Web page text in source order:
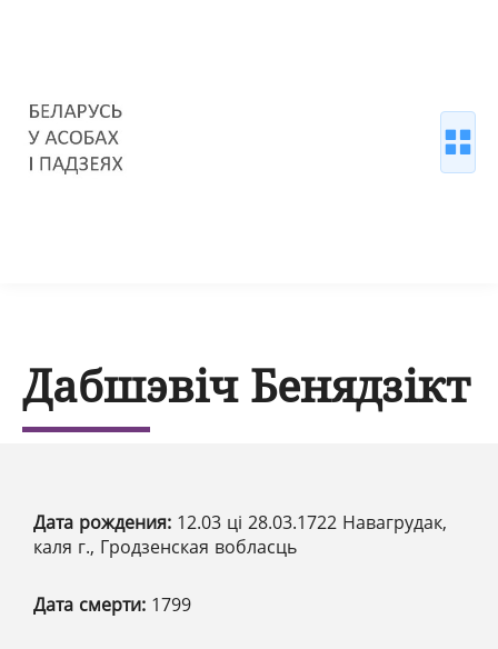
Дабшэвіч Бенядзікт
Дата рождения: 12.03 ці 28.03.1722 Навагрудак,
каля г., Гродзенская вобласць
Дата смерти: 1799